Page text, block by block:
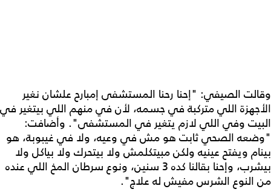
وقالت الصيفي: "إحنا رحنا المستشفى إمبارح علشان نغير
الأجهزة اللي متركبة في جسمه، لأن في منهم اللي بيتغير في
البيت وفي اللي لازم يتغير في المستشفى". وأضافت:
"وضعه الصحي ثابت هو مش في وعيه، ولا في غيبوبة، هو
بينام ويفتح عينيه ولكن مبيتكلمش ولا بيتحرك ولا بياكل ولا
بيشرب، وإحنا بقالنا كده 3 سنين، ونوع سرطان المخ اللي عنده
من النوع الشرس مفيش له علاج".